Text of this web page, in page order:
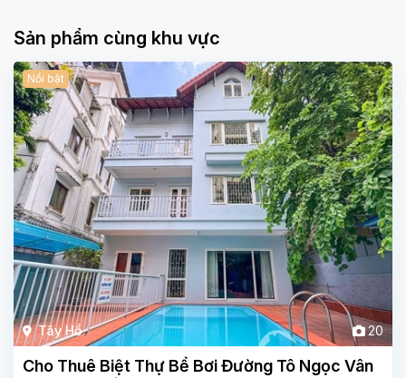
Sản phẩm cùng khu vực
Tây Hồ 20
Nổi bật
Cho Thuê Biệt Thự Bể Bơi Đường Tô Ngọc Vân